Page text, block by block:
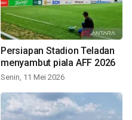
Persiapan Stadion Teladan
menyambut piala AFF 2026
Senin, 11 Mei 2026